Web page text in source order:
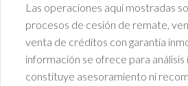
Las operaciones aquí mostradas
procesos de cesión de remate,
venta de créditos con garantía
información se ofrece para
constituye asesoramiento ni